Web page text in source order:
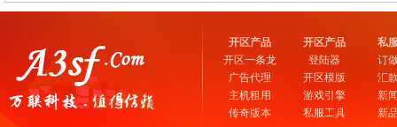
开区产品
开区一条龙
广告代理
主机租用
传奇版本
开区产品
登陆器
开区模版
游戏引擎
私服工具
私
订
汇
新
新